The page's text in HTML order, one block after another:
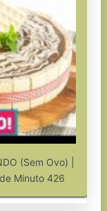
(Sem Ovo) |
Minuto 426